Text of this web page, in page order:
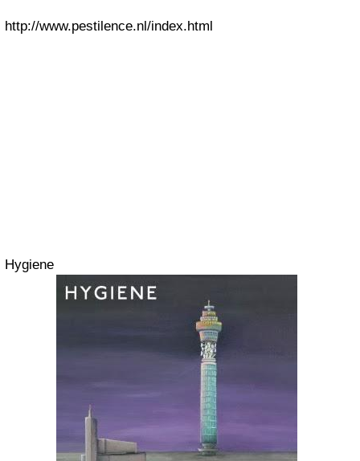
http://www.pestilence.nl/index.html
Hygiene